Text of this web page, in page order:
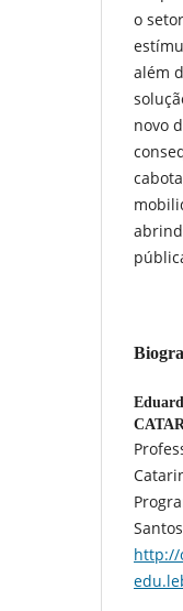
o
além
novo
http://